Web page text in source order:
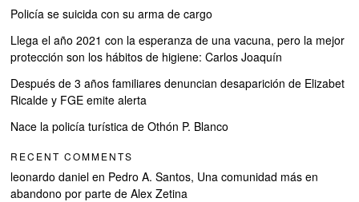
Policía se suicida con su arma de cargo
Llega el año 2021 con la esperanza de una vacuna, pero la mejor
protección son los hábitos de higiene: Carlos Joaquín
Después de 3 años familiares denuncian desaparición de Elizabet
Ricalde y FGE emite alerta
Nace la policía turística de Othón P. Blanco
RECENT COMMENTS
leonardo daniel en Pedro A. Santos, Una comunidad más en
abandono por parte de Alex Zetina